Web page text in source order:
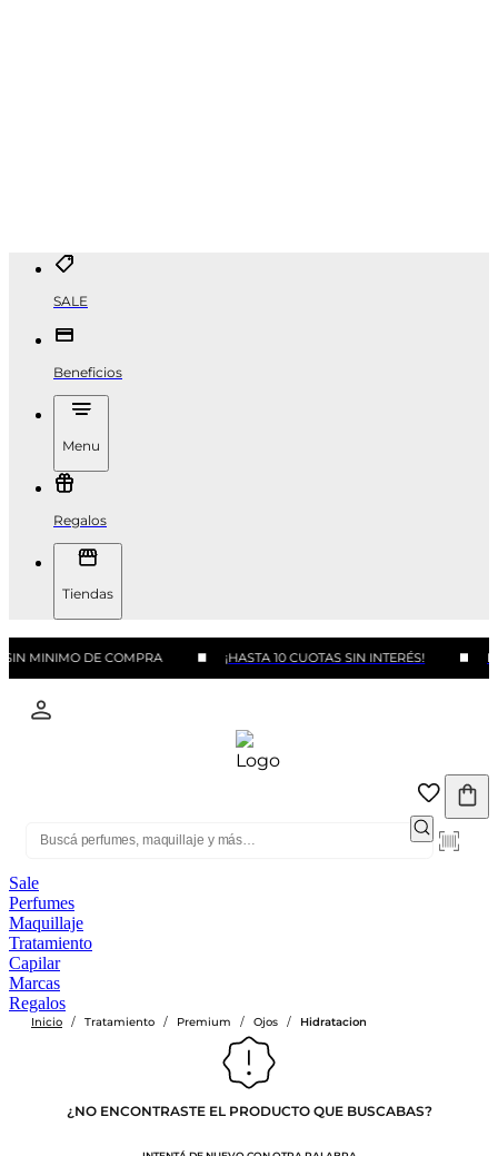
SALE
Beneficios
Menu
Regalos
Tiendas
MINIMO DE COMPRA ¡HASTA 10 CUOTAS SIN INTERÉS!
Sale
Perfumes
Maquillaje
Tratamiento
Capilar
Marcas
Regalos
Inicio / Tratamiento / Premium / Ojos / Hidratacion